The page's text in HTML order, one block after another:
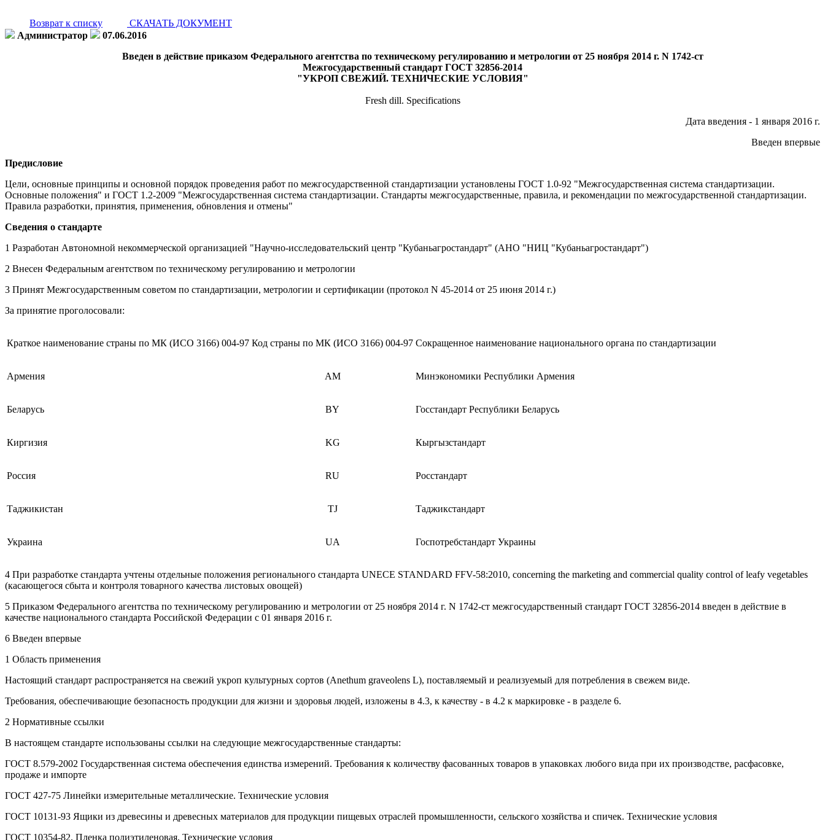
Возврат к списку
СКАЧАТЬ ДОКУМЕНТ
Администратор
07.06.2016
Введен в действие приказом Федерального агентства по техническому регулированию и метрологии от 25 ноября 2014 г. N 1742-ст
Межгосударственный стандарт ГОСТ 32856-2014
"УКРОП СВЕЖИЙ. ТЕХНИЧЕСКИЕ УСЛОВИЯ"
Fresh dill. Specifications
Дата введения - 1 января 2016 г.
Введен впервые
Предисловие
Цели, основные принципы и основной порядок проведения работ по межгосударственной стандартизации установлены ГОСТ 1.0-92 "Межгосударственная система стандартизации.
Основные положения" и ГОСТ 1.2-2009 "Межгосударственная система стандартизации. Стандарты межгосударственные, правила, и рекомендации по межгосударственной стандартизации.
Правила разработки, принятия, применения, обновления и отмены"
Сведения о стандарте
1 Разработан Автономной некоммерческой организацией "Научно-исследовательский центр "Кубаньагростандарт" (АНО "НИЦ "Кубаньагростандарт")
2 Внесен Федеральным агентством по техническому регулированию и метрологии
3 Принят Межгосударственным советом по стандартизации, метрологии и сертификации (протокол N 45-2014 от 25 июня 2014 г.)
За принятие проголосовали:
Краткое наименование страны по МК (ИСО 3166) 004-97 Код страны по МК (ИСО 3166) 004-97 Сокращенное наименование национального органа по стандартизации
Армения AM Минэкономики Республики Армения
Беларусь BY Госстандарт Республики Беларусь
Киргизия KG Кыргызстандарт
Россия RU Росстандарт
Таджикистан TJ Таджикстандарт
Украина UA Госпотребстандарт Украины
4 При разработке стандарта учтены отдельные положения регионального стандарта UNECE STANDARD FFV-58:2010, concerning the marketing and commercial quality control of leafy vegetables
(касающегося сбыта и контроля товарного качества листовых овощей)
5 Приказом Федерального агентства по техническому регулированию и метрологии от 25 ноября 2014 г. N 1742-ст межгосударственный стандарт ГОСТ 32856-2014 введен в действие в
качестве национального стандарта Российской Федерации с 01 января 2016 г.
6 Введен впервые
1 Область применения
Настоящий стандарт распространяется на свежий укроп культурных сортов (Anethum graveolens L), поставляемый и реализуемый для потребления в свежем виде.
Требования, обеспечивающие безопасность продукции для жизни и здоровья людей, изложены в 4.3, к качеству - в 4.2 к маркировке - в разделе 6.
2 Нормативные ссылки
В настоящем стандарте использованы ссылки на следующие межгосударственные стандарты:
ГОСТ 8.579-2002 Государственная система обеспечения единства измерений. Требования к количеству фасованных товаров в упаковках любого вида при их производстве, расфасовке,
продаже и импорте
ГОСТ 427-75 Линейки измерительные металлические. Технические условия
ГОСТ 10131-93 Ящики из древесины и древесных материалов для продукции пищевых отраслей промышленности, сельского хозяйства и спичек. Технические условия
ГОСТ 10354-82. Пленка полиэтиленовая. Технические условия